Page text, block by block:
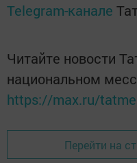
Telegram-канале
Читайте новости
национальном
https://max.ru/
Перейти на